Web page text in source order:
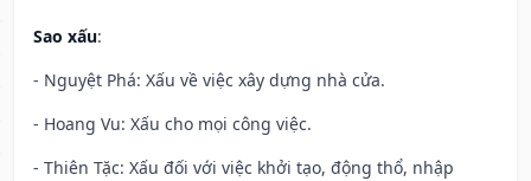
Sao xấu:
- Nguyệt Phá: Xấu về việc xây dựng nhà cửa.
- Hoang Vu: Xấu cho mọi công việc.
- Thiên Tặc: Xấu đối với việc khởi tạo, động thổ, nhập